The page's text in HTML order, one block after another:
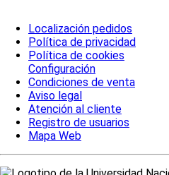
Localización pedidos
Política de privacidad
Política de cookies
Configuración
Condiciones de venta
Aviso legal
Atención al cliente
Registro de usuarios
Mapa Web